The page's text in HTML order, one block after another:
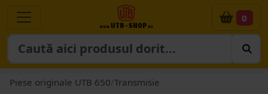
0
Piese originale UTB 650 Transmisie